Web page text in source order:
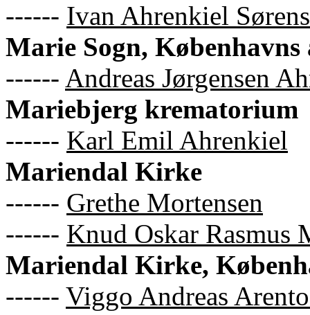
------ Ivan Ahrenkiel
Marie Sogn, Københavns
------ Andreas Jørgensen
Mariebjerg krematorium
------ Karl Emil Ahrenkiel
Mariendal Kirke
------ Grethe Mortensen
------ Knud Oskar Rasmus
Mariendal Kirke,
------ Viggo Andreas